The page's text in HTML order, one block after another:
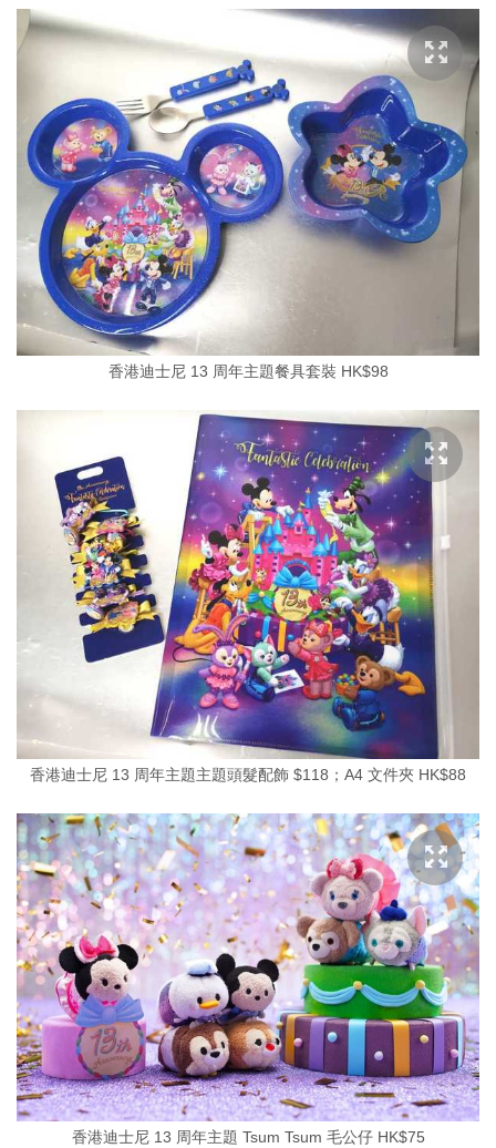
香港迪士尼 13 周年主題餐具套裝 HK$98
香港迪士尼 13 周年主題主題頭髮配飾 $118；A4 文件夾 HK$88
香港迪士尼 13 周年主題 Tsum Tsum 毛公仔 HK$75